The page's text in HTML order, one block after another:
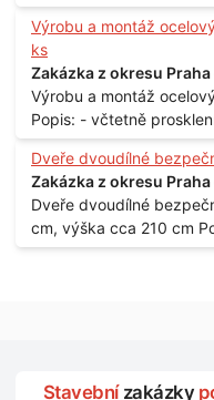
Výrobu a montáž
ks
Zakázka z okresu
Výrobu a montáž
Popis: - včtetně
samozamýkacích zámků pro
vchodové dveře
portálu - předmětem
stávajících a už
umělohmotných vstupů Množství: - 8 ks Lokalita: - 7, 9,
Dveře dvoudílné
Zakázka z okresu Praha
Dveře dvoudílné bezpečnostní Velikost: -
cm, výška cca 210 cm Popis: - včetně montáže - cihlový
dům, 2. patro - vchod z
Stavební zakázky